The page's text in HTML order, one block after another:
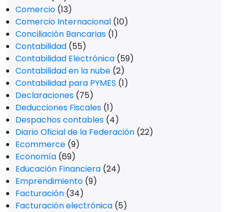
Comercio (13)
Comercio Internacional (10)
Conciliación Bancarias (1)
Contabilidad (55)
Contabilidad Electrónica (59)
Contabilidad en la nube (2)
Contabilidad para PYMES (1)
Declaraciones (75)
Deducciones Fiscales (1)
Despachos contables (4)
Diario Oficial de la Federación (22)
Ecommerce (9)
Economía (69)
Educación Financiera (24)
Emprendimiento (9)
Facturación (34)
Facturación electrónica (5)